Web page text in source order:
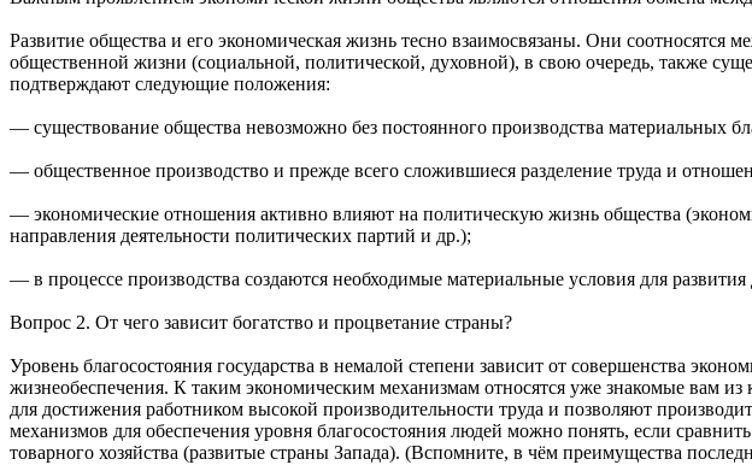
Развитие общества и его экономическая жизнь тесно взаимосвязаны. Они соотносятся
общественной жизни (социальной, политической, духовной), в свою очередь, также
подтверждают следующие положения:
— существование общества невозможно без постоянного производства материальных
— общественное производство и прежде всего сложившиеся разделение труда и
— экономические отношения активно влияют на политическую жизнь общества
направления деятельности политических партий и др.);
— в процессе производства создаются необходимые материальные условия для
Вопрос 2. От чего зависит богатство и процветание страны?
Уровень благосостояния государства в немалой степени зависит от совершенства
жизнеобеспечения. К таким экономическим механизмам относятся уже знакомые вам
для достижения работником высокой производительности труда и позволяют
механизмов для обеспечения уровня благосостояния людей можно понять, если
товарного хозяйства (развитые страны Запада). (Вспомните, в чём преимущества